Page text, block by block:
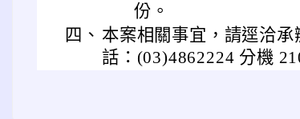
份。
四、 本案相關事宜，請逕洽
話：(03)4862224 分機